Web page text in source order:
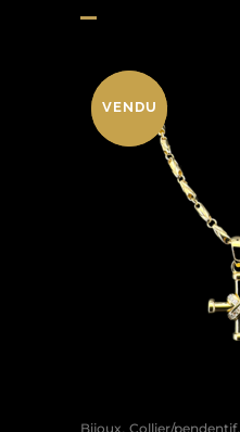
VENDU
Bijoux, Collier/pendentif,
VENDU